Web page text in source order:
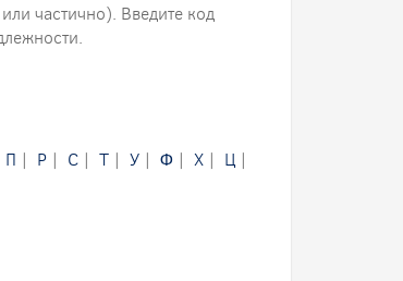
частично). Введите код
П | Р | С | Т | У | Ф | Х | Ц |